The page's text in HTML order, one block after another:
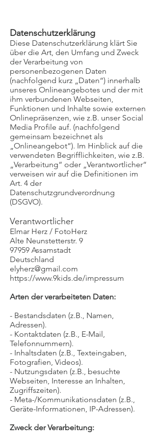
Datenschutzerklärung
Diese Datenschutzerklärung klärt Sie
über die Art, den Umfang und Zweck
der Verarbeitung von
personenbezogenen Daten
(nachfolgend kurz „Daten“) innerhalb
unseres Onlineangebotes und der mit
ihm verbundenen Webseiten,
Funktionen und Inhalte sowie externen
Onlinepräsenzen, wie z.B. unser Social
Media Profile auf. (nachfolgend
gemeinsam bezeichnet als
„Onlineangebot“). Im Hinblick auf die
verwendeten Begrifflichkeiten, wie z.B.
„Verarbeitung“ oder „Verantwortlicher“
verweisen wir auf die Definitionen im
Art. 4 der
Datenschutzgrundverordnung
(DSGVO).
Verantwortlicher
Elmar Herz / FotoHerz
Alte Neunstetterstr. 9
97959 Assamstadt
Deutschland
elyherz@gmail.com
https://www.9kids.de/impressum
Arten der verarbeiteten Daten:
- Bestandsdaten (z.B., Namen,
Adressen).
- Kontaktdaten (z.B., E-Mail,
Telefonnummern).
- Inhaltsdaten (z.B., Texteingaben,
Fotografien, Videos).
- Nutzungsdaten (z.B., besuchte
Webseiten, Interesse an Inhalten,
Zugriffszeiten).
- Meta-/Kommunikationsdaten (z.B.,
Geräte-Informationen, IP-Adressen).
Zweck der Verarbeitung: